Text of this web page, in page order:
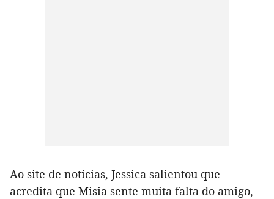
Ao site de notícias, Jessica salientou que
acredita que Misia sente muita falta do amigo,